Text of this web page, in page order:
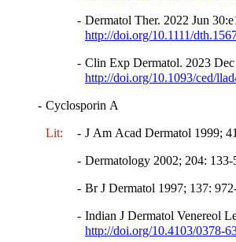
- Dermatol Ther. 2022 Jun
http://doi.org/10.1111/
- Clin Exp Dermatol. 2023
http://doi.org/10.1093/ced/
- Cyclosporin A
Lit: - J Am Acad Dermatol 1999;
- Dermatology 2002; 204: 133-
- Br J Dermatol 1997; 137:
- Indian J Dermatol Venereol
http://doi.org/10.4103/0378-